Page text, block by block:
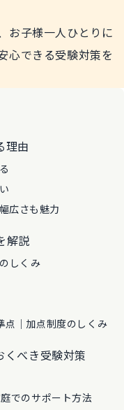
お子様一人ひとりに
心できる受験対策を
理由
広さも魅力
解説
しくみ
点｜加点制度のしくみ
べき受験対策
でのサポート方法